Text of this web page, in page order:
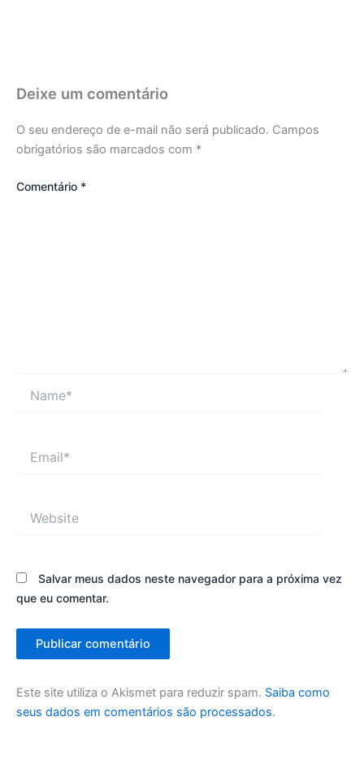
Deixe um comentário
O seu endereço de e-mail não será publicado. Campos
obrigatórios são marcados com *
Comentário *
Salvar meus dados neste navegador para a próxima vez
que eu comentar.
Este site utiliza o Akismet para reduzir spam. Saiba como
seus dados em comentários são processados.